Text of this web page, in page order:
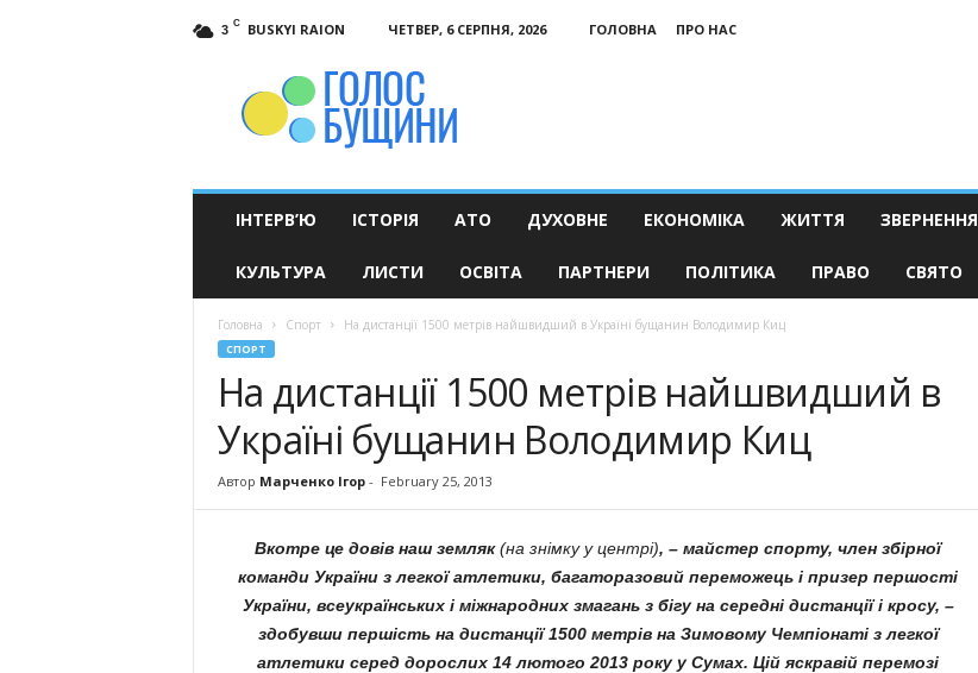
3 C BUSKYI RAION ЧЕТВЕР, 6 СЕРПНЯ, 2026 ГОЛОВНА
ПРО НАС
ІНТЕРВ’Ю ІСТОРІЯ АТО ДУХОВНЕ ЕКОНОМІКА ЖИТТЯ ЗВЕРНЕННЯ
КУЛЬТУРА ЛИСТИ ОСВІТА ПАРТНЕРИ ПОЛІТИКА ПРАВО СВЯТО
Головна Спорт На дистанції 1500 метрів найшвидший в Україні бущанин Володимир Киц
СПОРТ
На дистанції 1500 метрів найшвидший в
Україні бущанин Володимир Киц
Автор Марченко Ігор- February 25, 2013
Вкотре це довів наш земляк(на знімку у центрі), – майстер спорту, член збірної
команди України з легкої атлетики, багаторазовий переможець і призер першості
України, всеукраїнських і міжнародних змагань з бігу на середні дистанції і кросу, –
здобувши першість на дистанції 1500 метрів на Зимовому Чемпіонаті з легкої
атлетики серед дорослих 14 лютого 2013 року у Сумах. Цій яскравій перемозі